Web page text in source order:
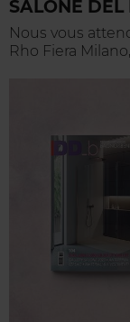
SALONE
Nous vous
Rho Fiera